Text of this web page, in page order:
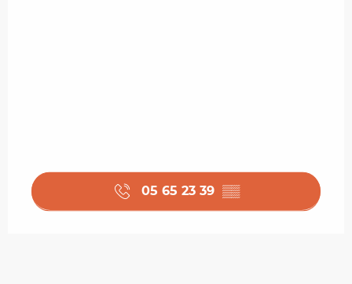
05 65 23 39 ▒▒